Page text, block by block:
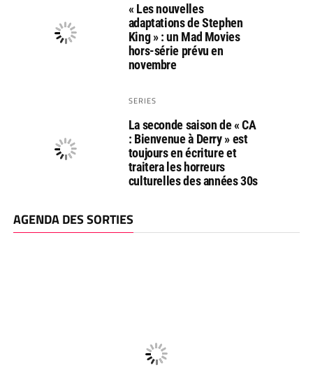
« Les nouvelles
adaptations de Stephen
King » : un Mad Movies
hors-série prévu en
novembre
SERIES
La seconde saison de « CA
: Bienvenue à Derry » est
toujours en écriture et
traitera les horreurs
culturelles des années 30s
AGENDA DES SORTIES